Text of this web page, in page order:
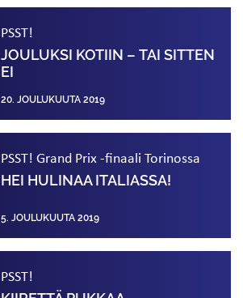
PSST!
JOULUKSI KOTIIN – TAI SITTEN
EI
20. JOULUKUUTA 2019
PSST! Grand Prix -finaali Torinossa
HEI HULINAA ITALIASSA!
5. JOULUKUUTA 2019
PSST!